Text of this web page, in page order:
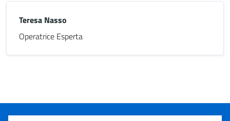
Teresa Nasso
Operatrice Esperta